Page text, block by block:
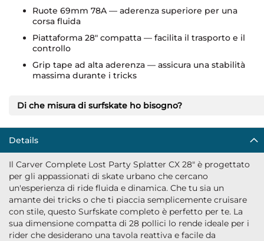
Ruote 69mm 78A — aderenza superiore per una
corsa fluida
Piattaforma 28" compatta — facilita il trasporto e il
controllo
Grip tape ad alta aderenza — assicura una stabilità
massima durante i tricks
Di che misura di surfskate ho bisogno?
Details
Il Carver Complete Lost Party Splatter CX 28" è progettato
per gli appassionati di skate urbano che cercano
un'esperienza di ride fluida e dinamica. Che tu sia un
amante dei tricks o che ti piaccia semplicemente cruisare
con stile, questo Surfskate completo è perfetto per te. La
sua dimensione compatta di 28 pollici lo rende ideale per i
rider che desiderano una tavola reattiva e facile da